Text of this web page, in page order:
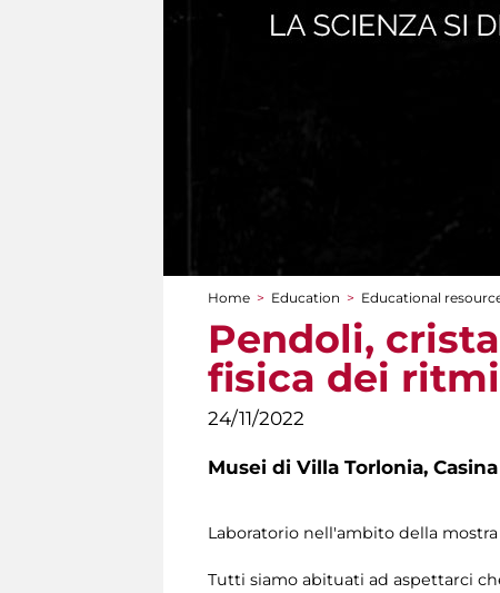
You are here
Home > Education > Educational
Pendoli,
fisica dei ritmi
24/11/2022
Musei di Villa Torlonia,
Laboratorio nell'ambito della
Tutti siamo abituati ad aspettarci